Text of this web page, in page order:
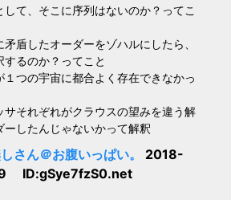
て、そこに序列はないのか？ってこ
盾したオーダーをゾハルにしたら、
るのか？ってこと
つの宇宙に都合よく存在できなかっ
サそれぞれがクラウスの望みを違う解
ーしたんじゃないかって解釈
さん＠お腹いっぱい。 2018-
ID:gSye7fzS0.net